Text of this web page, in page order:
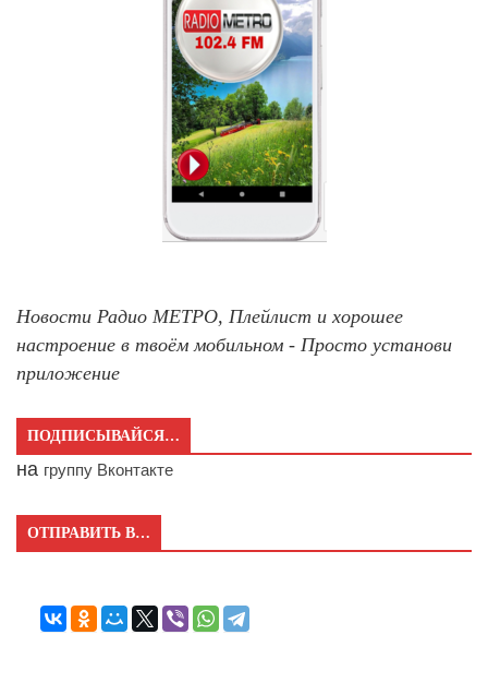
Новости Радио МЕТРО, Плейлист и хорошее
настроение в твоём мобильном - Просто установи
приложение
ПОДПИСЫВАЙСЯ…
на группу Вконтакте
ОТПРАВИТЬ В…